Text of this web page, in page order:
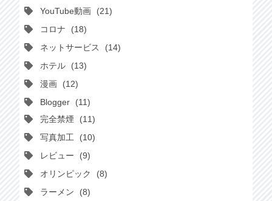
YouTube動画
21
コロナ
18
ネットサービス
14
ホテル
13
漫画
12
Blogger
11
完全禁煙
11
写真加工
10
レビュー
9
オリンピック
8
ラーメン
8